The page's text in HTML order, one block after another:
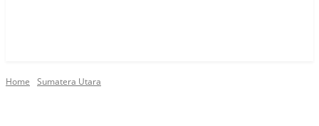
Home Sumatera Utara